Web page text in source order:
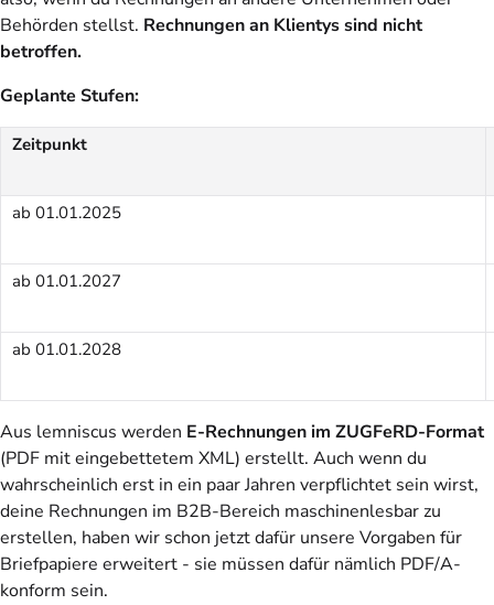
Behörden stellst. Rechnungen an Klientys sind nicht
betroffen.
Geplante Stufen:
Zeitpunkt
ab 01.01.2025
ab 01.01.2027
ab 01.01.2028
Aus lemniscus werden E-Rechnungen im ZUGFeRD-Format
(PDF mit eingebettetem XML) erstellt. Auch wenn du
wahrscheinlich erst in ein paar Jahren verpflichtet sein wirst,
deine Rechnungen im B2B-Bereich maschinenlesbar zu
erstellen, haben wir schon jetzt dafür unsere Vorgaben für
Briefpapiere erweitert - sie müssen dafür nämlich PDF/A-
konform sein.